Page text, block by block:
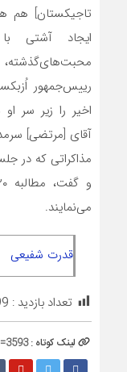
تاجیکستان] هم
رییس‌جمهور
اخیر را زیر سر
آقاى [مرتضی]
مذاکراتى که در
می‌نمایند.
قدرت شفیعی
تعداد بازدید :
لینک کوتاه :